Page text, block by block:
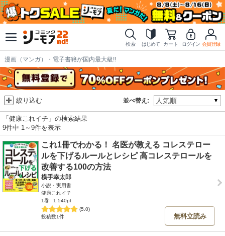
検索 はじめて カート ログイン 会員登録
漫画（マンガ）・電子書籍が国内最大級!!
並べ替え:
絞り込む
「健康これイチ」の検索結果
9件中 1～9件を表示
これ1冊でわかる！ 名医が教える コレステロー
ルを下げるルールとレシピ 高コレステロールを
改善する100の方法
横手幸太郎
小説・実用書
健康これイチ
1巻
1,540pt
(5.0)
投稿数1件
無料立読み